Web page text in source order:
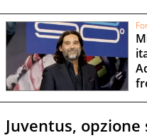
Juventus, opzione